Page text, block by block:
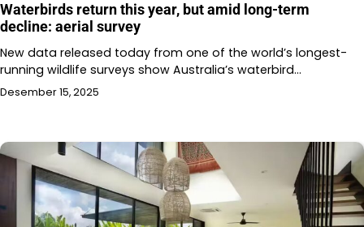
Waterbirds return this year, but amid long-term
decline: aerial survey
New data released today from one of the world’s longest-
running wildlife surveys show Australia’s waterbird…
Desember 15, 2025